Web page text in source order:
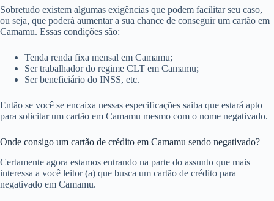
Sobretudo existem algumas exigências que podem facilitar seu caso,
ou seja, que poderá aumentar a sua chance de conseguir um cartão em
Camamu. Essas condições são:
Tenda renda fixa mensal em Camamu;
Ser trabalhador do regime CLT em Camamu;
Ser beneficiário do INSS, etc.
Então se você se encaixa nessas especificações saiba que estará apto
para solicitar um cartão em Camamu mesmo com o nome negativado.
Onde consigo um cartão de crédito em Camamu sendo negativado?
Certamente agora estamos entrando na parte do assunto que mais
interessa a você leitor (a) que busca um cartão de crédito para
negativado em Camamu.